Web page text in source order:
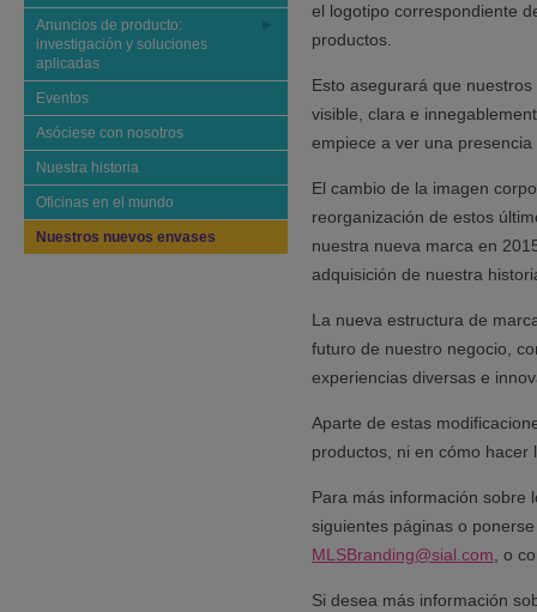
Anuncios de producto:
investigación y soluciones
aplicadas
Eventos
Asóciese con nosotros
Nuestra historia
Oficinas en el mundo
Nuestros nuevos envases
el logotipo correspondiente
productos.
Esto asegurará que
visible, clara e
empiece a ver una
El cambio de la imagen
reorganización de estos
nuestra nueva marca en
adquisición de nuestra
La nueva estructura de
futuro de nuestro negocio,
experiencias diversas e
Aparte de estas
productos, ni en cómo hacer
Para más información sobre
siguientes páginas o
MLSBranding@sial.com , o
Si desea más información